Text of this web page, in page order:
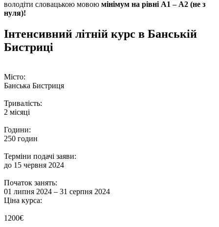
володіти словацькою мовою мінімум на рівні А1 – А2 (не з
нуля)!
Інтенсивний літній курс в Банській
Бистриці
Місто:
Банська Бистриця
Тривалість:
2 місяці
Години:
250 годин
Терміни подачі заяви:
до 15 червня 2024
Початок занять:
01 липня 2024 – 31 серпня 2024
Ціна курса:
1200€